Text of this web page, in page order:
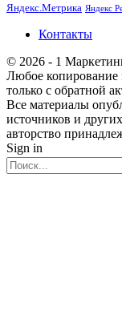
Яндекс.Метрика Яндекс
Контакты
© 2026 - 1
Любое копирование
только с обратной
Все материалы
источников и
авторство
Sign in